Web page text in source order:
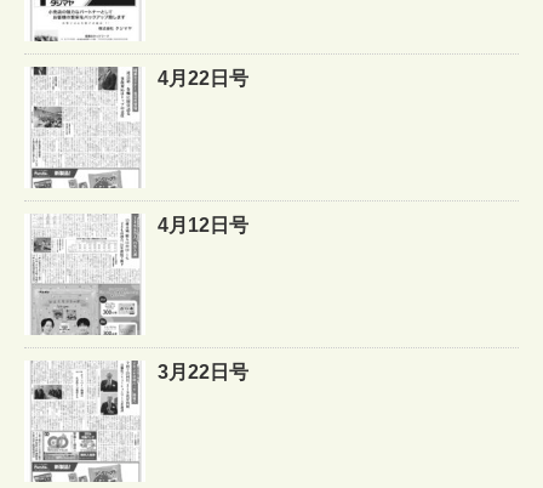
4月22日号
4月12日号
3月22日号